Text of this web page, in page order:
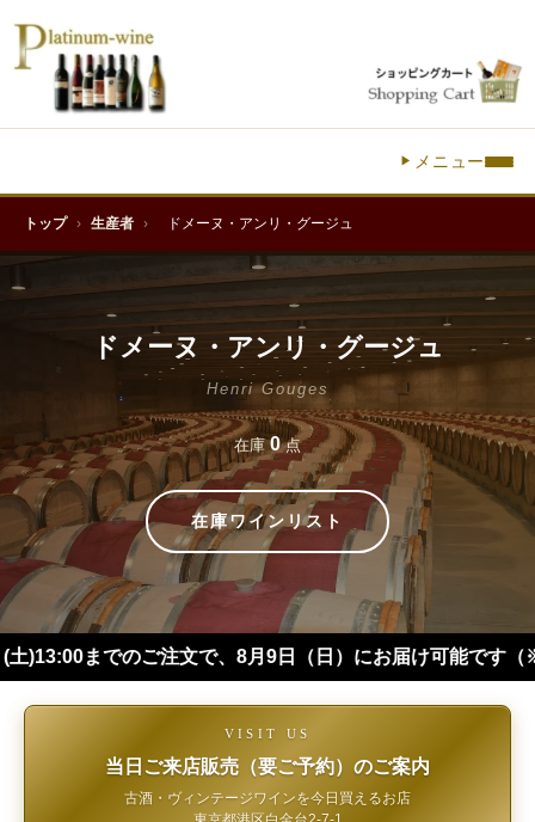
メニュー
トップ › 生産者 › ドメーヌ・アンリ・グージュ
ドメーヌ・アンリ・グージュ
Henri Gouges
在庫0点
在庫ワインリスト
注文で、8月9日（日）にお届け可能です（※四国・中国
VISIT US
当日ご来店販売（要ご予約）のご案内
古酒・ヴィンテージワインを今日買えるお店